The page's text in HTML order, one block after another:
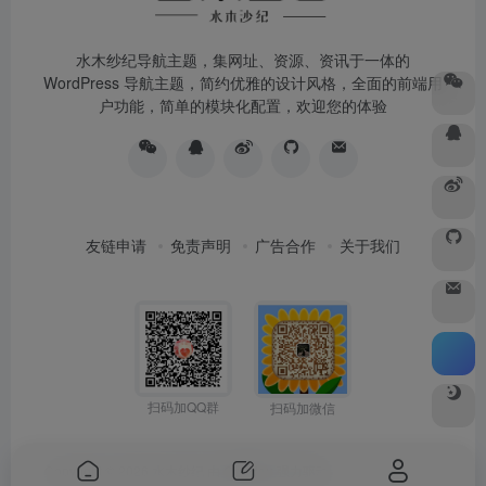
水木纱纪导航主题，集网址、资源、资讯于一体的
WordPress 导航主题，简约优雅的设计风格，全面的前端用
户功能，简单的模块化配置，欢迎您的体验
友链申请 免责声明 广告合作 关于我们
扫码加QQ群 扫码加微信
Copyright © 2026 OneNav